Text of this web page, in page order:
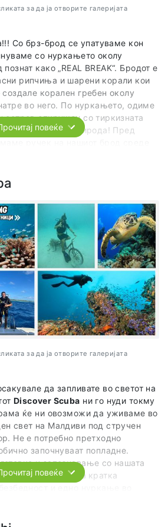
за да ја отворите галеријата
Со брз-брод се упатуваме кон
со нуркањето околу
како „REAL BREAK“. Бродот е
рипчиња и шарени корали кои
корален гребен околу
во него. По нуркањето, одиме
остров опкружен со тиркизната
и нереална природа! Пред
повеќе
за да ја отворите галеријата
да запливате во светот на
Discover Scuba ни го нуди токму
ќе ни овозможи да уживаме во
свет на Малдиви под стручен
Не е потребно претходно
започнуваат попладне.
и запознавање со нашата
Потоа нѐ очекува кратка
повеќе